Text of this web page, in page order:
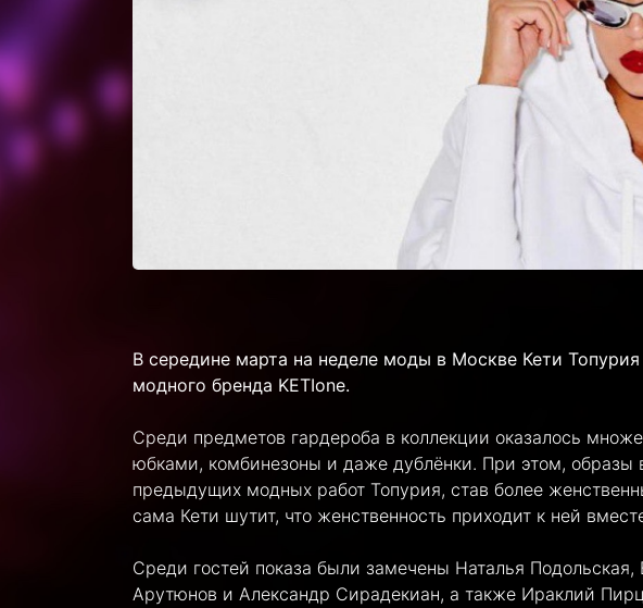
В середине марта на неделе моды в Москве Кети
модного бренда KETIone.
Среди предметов гардероба в коллекции оказалось
юбками, комбинезоны и даже дублёнки. При этом, образы
предыдущих модных работ Топурия, став более
сама Кети шутит, что женственность приходит к ней
Среди гостей показа были замечены Наталья
Арутюнов и Александр Сирадекиан, а также Ираклий